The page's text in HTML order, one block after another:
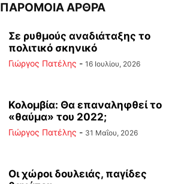
ΠΑΡΟΜΟΙΑ ΑΡΘΡΑ
Σε ρυθμούς αναδιάταξης το
πολιτικό σκηνικό
Γιώργος Πατέλης - 16 Ιουλίου, 2026
Κολομβία: Θα επαναληφθεί το
«θαύμα» του 2022;
Γιώργος Πατέλης - 31 Μαΐου, 2026
Οι χώροι δουλειάς, παγίδες